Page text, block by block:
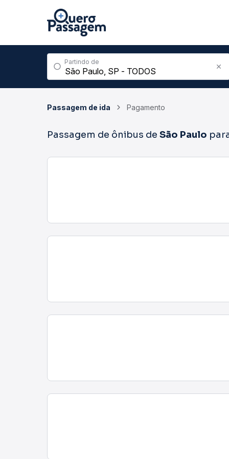
Partindo de
Passagem de ida Pagamento
Passagem de ônibus de São Paulo